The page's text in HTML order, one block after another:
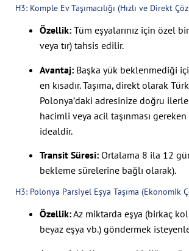
H3: Komple Ev Taşımacılığı (Hızlı ve Direkt
Özellik: Tüm eşyalarınız için özel
veya tır) tahsis edilir.
Avantaj: Başka yük beklenmediği
en kısadır. Taşıma, direkt olarak
Polonya’daki adresinize doğru
hacimli veya acil taşınması
idealdir.
Transit Süresi: Ortalama 8 ila 12
bekleme sürelerine bağlı olarak).
H3: Polonya Parsiyel Eşya Taşıma (Ekonomik
Özellik:Az miktarda eşya (birkaç
beyaz eşya vb.) göndermek